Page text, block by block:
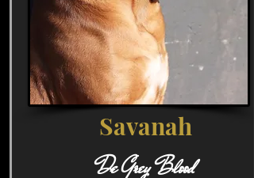
Savanah
De Grey Blood